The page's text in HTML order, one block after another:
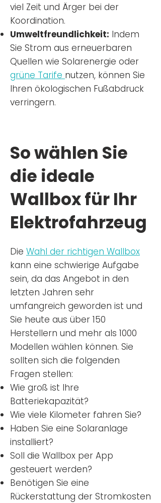
viel Zeit und Ärger bei der
Koordination.
Umweltfreundlichkeit: Indem
Sie Strom aus erneuerbaren
Quellen wie Solarenergie oder
grüne Tarife nutzen, können Sie
Ihren ökologischen Fußabdruck
verringern.
So wählen Sie
die ideale
Wallbox für Ihr
Elektrofahrzeug
Die Wahl der richtigen Wallbox
kann eine schwierige Aufgabe
sein, da das Angebot in den
letzten Jahren sehr
umfangreich geworden ist und
Sie heute aus über 150
Herstellern und mehr als 1000
Modellen wählen können. Sie
sollten sich die folgenden
Fragen stellen:
Wie groß ist Ihre
Batteriekapazität?
Wie viele Kilometer fahren Sie?
Haben Sie eine Solaranlage
installiert?
Soll die Wallbox per App
gesteuert werden?
Benötigen Sie eine
Rückerstattung der Stromkosten